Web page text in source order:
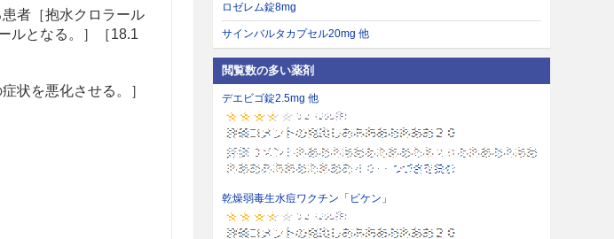
者［抱水クロラール
ルとなる。］［18.1
状を悪化させる。］
ロゼレム錠8mg
サインバルタカプセル20mg 他
閲覧数の多い薬剤
デエビゴ錠2.5mg 他
乾燥弱毒生水痘ワクチン「ビケン」